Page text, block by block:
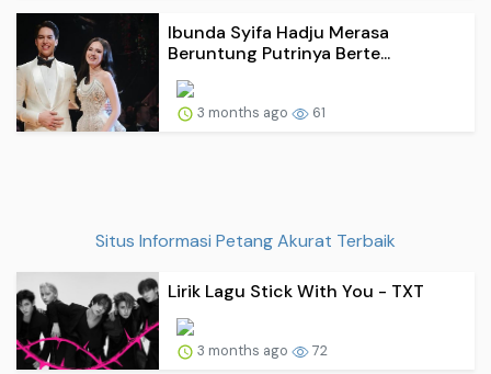
Ibunda Syifa Hadju Merasa
Beruntung Putrinya Berte...
3 months ago 61
Situs Informasi Petang Akurat Terbaik
Lirik Lagu Stick With You - TXT
3 months ago 72